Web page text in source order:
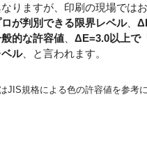
りますが、印刷の現場ではお
が判別できる限界レベル、
的な許容値
ΔE=3.0以上で
ル、と言われます。
JIS規格による色の許容値を参考